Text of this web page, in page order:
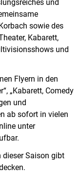
und
sowie des
Kabarett,
und
Flyern in den
„Kabarett, Comedy
und
ab sofort in vielen
unter
dieser Saison gibt